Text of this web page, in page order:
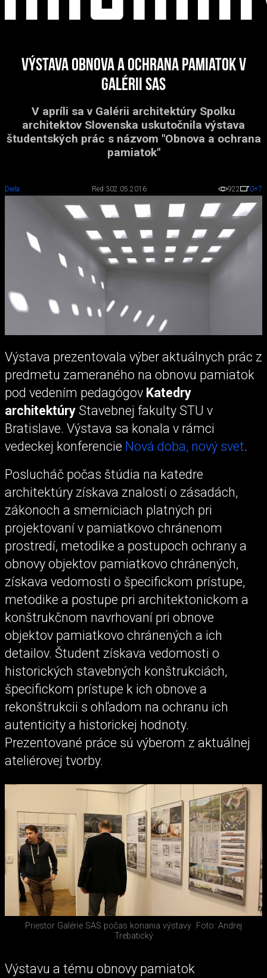
Výstava Obnova a ochrana pamiatok v
Galérii SAS
V apríli sa v Galérii architektúry Spolku
architektov Slovenska uskutočnila výstava
študentských prác s názvom "Obnova a ochrana
pamiatok"
Diela Red 302.05.2016 922 0+7
Výstava prezentovala výber aktuálnych prác z
predmetu zameraného na obnovu pamiatok
pod vedením pedagógov Katedry
architektúry Stavebnej fakulty STU v
Bratislave. Výstava sa konala v rámci
vedeckej konferencie Nová doba, nový svet.
Poslucháč počas štúdia na katedre
architektúry získava znalosti o zásadách,
zákonoch a smerniciach platných pri
projektovaní v pamiatkovo chránenom
prostredí, metodike a postupoch ochrany a
obnovy objektov pamiatkovo chránených,
získava vedomosti o špecifickom prístupe,
metodike a postupe pri architektonickom a
konštrukčnom navrhovaní pri obnove
objektov pamiatkovo chránených a ich
detailov. Študent získava vedomosti o
historických stavebných konštrukciách,
špecifickom prístupe k ich obnove a
rekonštrukcii s ohľadom na ochranu ich
autenticity a historickej hodnoty.
Prezentované práce sú výberom z aktuálnej
ateliérovej tvorby.
Priestor Galérie SAS počas konania výstavy Foto: Andrej
Trebatický
Výstavu a tému obnovy pamiatok